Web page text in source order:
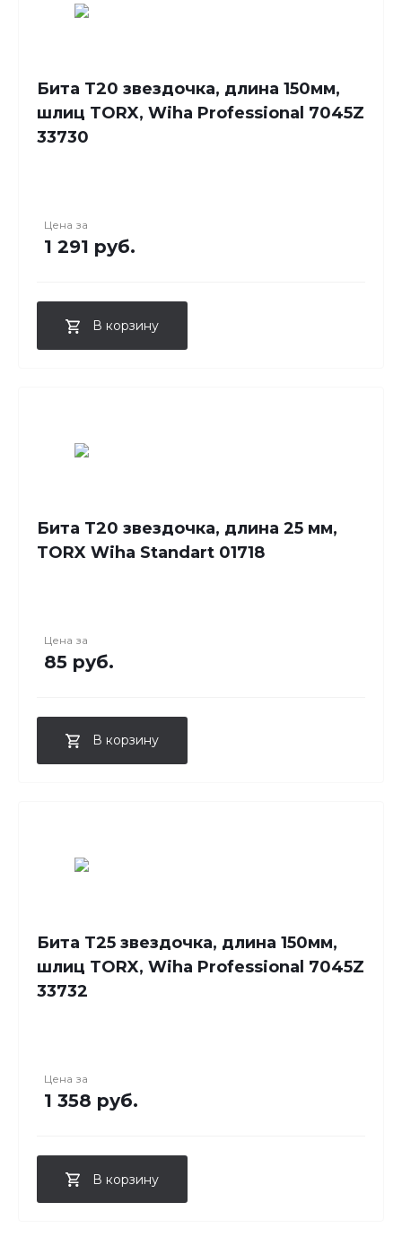
Бита T20 звездочка, длина 150мм,
шлиц TORX, Wiha Professional 7045Z
33730
Цена за
1 291 руб.
В корзину
Бита T20 звездочка, длина 25 мм,
TORX Wiha Standart 01718
Цена за
85 руб.
В корзину
Бита T25 звездочка, длина 150мм,
шлиц TORX, Wiha Professional 7045Z
33732
Цена за
1 358 руб.
В корзину